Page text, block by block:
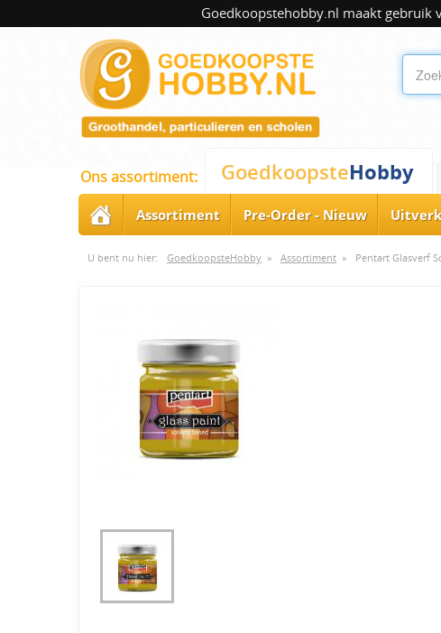
Goedkoopstehobby.nl maakt gebruik
Ons assortiment: GoedkoopsteHobby
Assortiment Pre-Order - Nieuw
U bent nu hier: GoedkoopsteHobby » Assortiment » Pentart Glasverf